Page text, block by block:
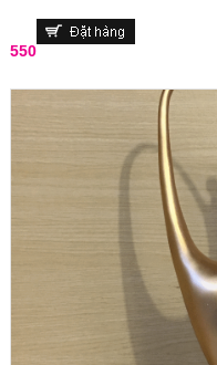
550